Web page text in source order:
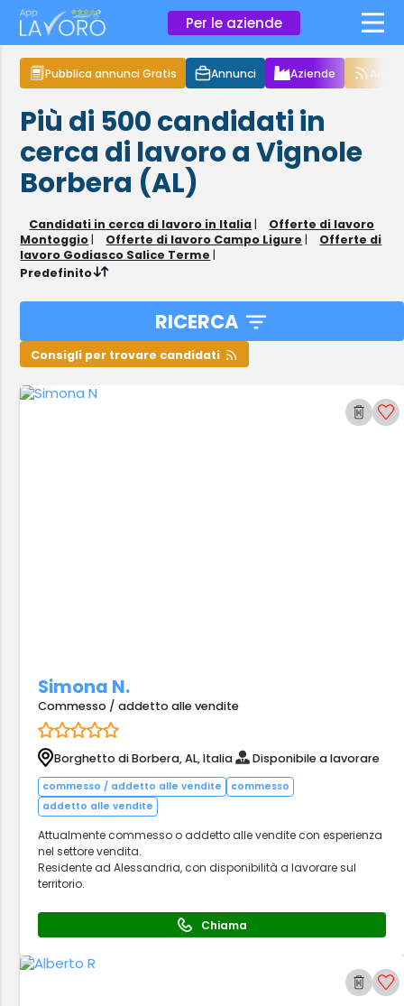
Per le aziende ×
Pubblica annunci Gratis Annunci Aziende
Più di 500candidati in
cerca di lavoroa Vignole
Borbera (AL)
Candidati in cerca di lavoro in Italia |
Offerte di lavoro
Montoggio | Offerte di lavoro Campo Ligure |
Offerte di
lavoro Godiasco Salice Terme |
Predefinito
RICERCA
Consigli per trovare candidati
Simona N.
Commesso / addetto alle vendite
Borghetto di Borbera, AL, Italia Disponibile a lavorare
commesso / addetto alle vendite
commesso
addetto alle vendite
Attualmente commesso o addetto alle vendite con esperienza
nel settore vendita.
Residente ad Alessandria, con disponibilità a lavorare sul
territorio.
Chiama